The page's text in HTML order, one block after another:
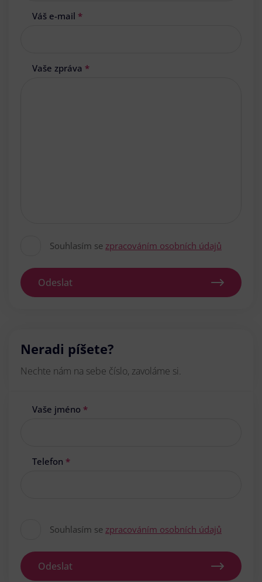
Váš e-mail *
Vaše zpráva *
Souhlasím se zpracováním osobních údajů
Odeslat
Neradi píšete?
Nechte nám na sebe číslo, zavoláme si.
Vaše jméno *
Telefon *
Souhlasím se zpracováním osobních údajů
Odeslat